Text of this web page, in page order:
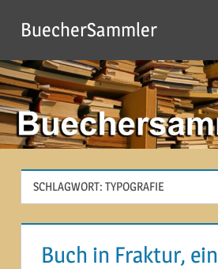
Inhalt
springen
BuecherSammler
SCHLAGWORT: TYPOGRAFIE
Buch in Fraktur, ein